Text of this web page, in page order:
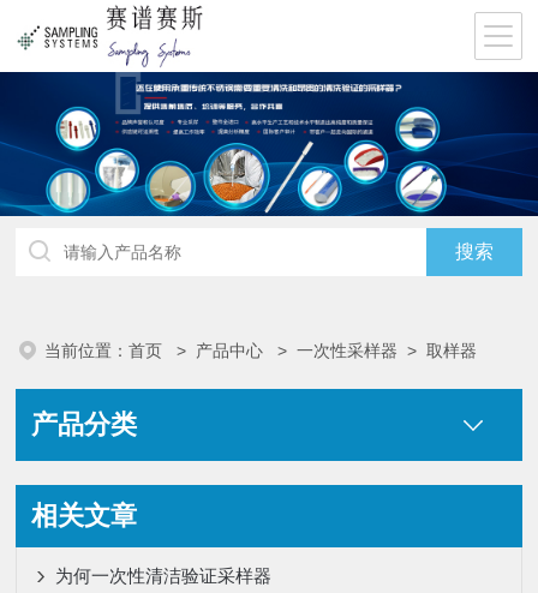
当前位置：首页 > 产品中心 >一次性采样器 >取样器
产品分类
相关文章
为何一次性清洁验证采样器